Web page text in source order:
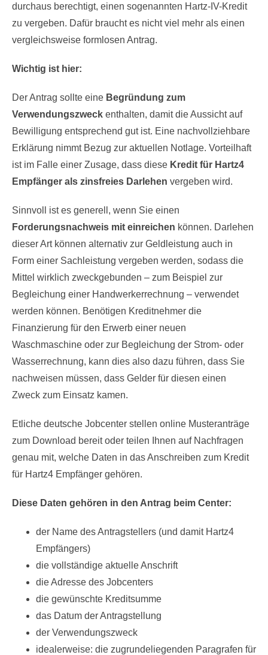
durchaus berechtigt, einen sogenannten Hartz-IV-Kredit
zu vergeben. Dafür braucht es nicht viel mehr als einen
vergleichsweise formlosen Antrag.
Wichtig ist hier:
Der Antrag sollte eine Begründung zum
Verwendungszweck enthalten, damit die Aussicht auf
Bewilligung entsprechend gut ist. Eine nachvollziehbare
Erklärung nimmt Bezug zur aktuellen Notlage. Vorteilhaft
ist im Falle einer Zusage, dass diese Kredit für Hartz4
Empfänger als zinsfreies Darlehen vergeben wird.
Sinnvoll ist es generell, wenn Sie einen
Forderungsnachweis mit einreichen können. Darlehen
dieser Art können alternativ zur Geldleistung auch in
Form einer Sachleistung vergeben werden, sodass die
Mittel wirklich zweckgebunden – zum Beispiel zur
Begleichung einer Handwerkerrechnung – verwendet
werden können. Benötigen Kreditnehmer die
Finanzierung für den Erwerb einer neuen
Waschmaschine oder zur Begleichung der Strom- oder
Wasserrechnung, kann dies also dazu führen, dass Sie
nachweisen müssen, dass Gelder für diesen einen
Zweck zum Einsatz kamen.
Etliche deutsche Jobcenter stellen online Musteranträge
zum Download bereit oder teilen Ihnen auf Nachfragen
genau mit, welche Daten in das Anschreiben zum Kredit
für Hartz4 Empfänger gehören.
Diese Daten gehören in den Antrag beim Center:
der Name des Antragstellers (und damit Hartz4
Empfängers)
die vollständige aktuelle Anschrift
die Adresse des Jobcenters
die gewünschte Kreditsumme
das Datum der Antragstellung
der Verwendungszweck
idealerweise: die zugrundeliegenden Paragrafen für